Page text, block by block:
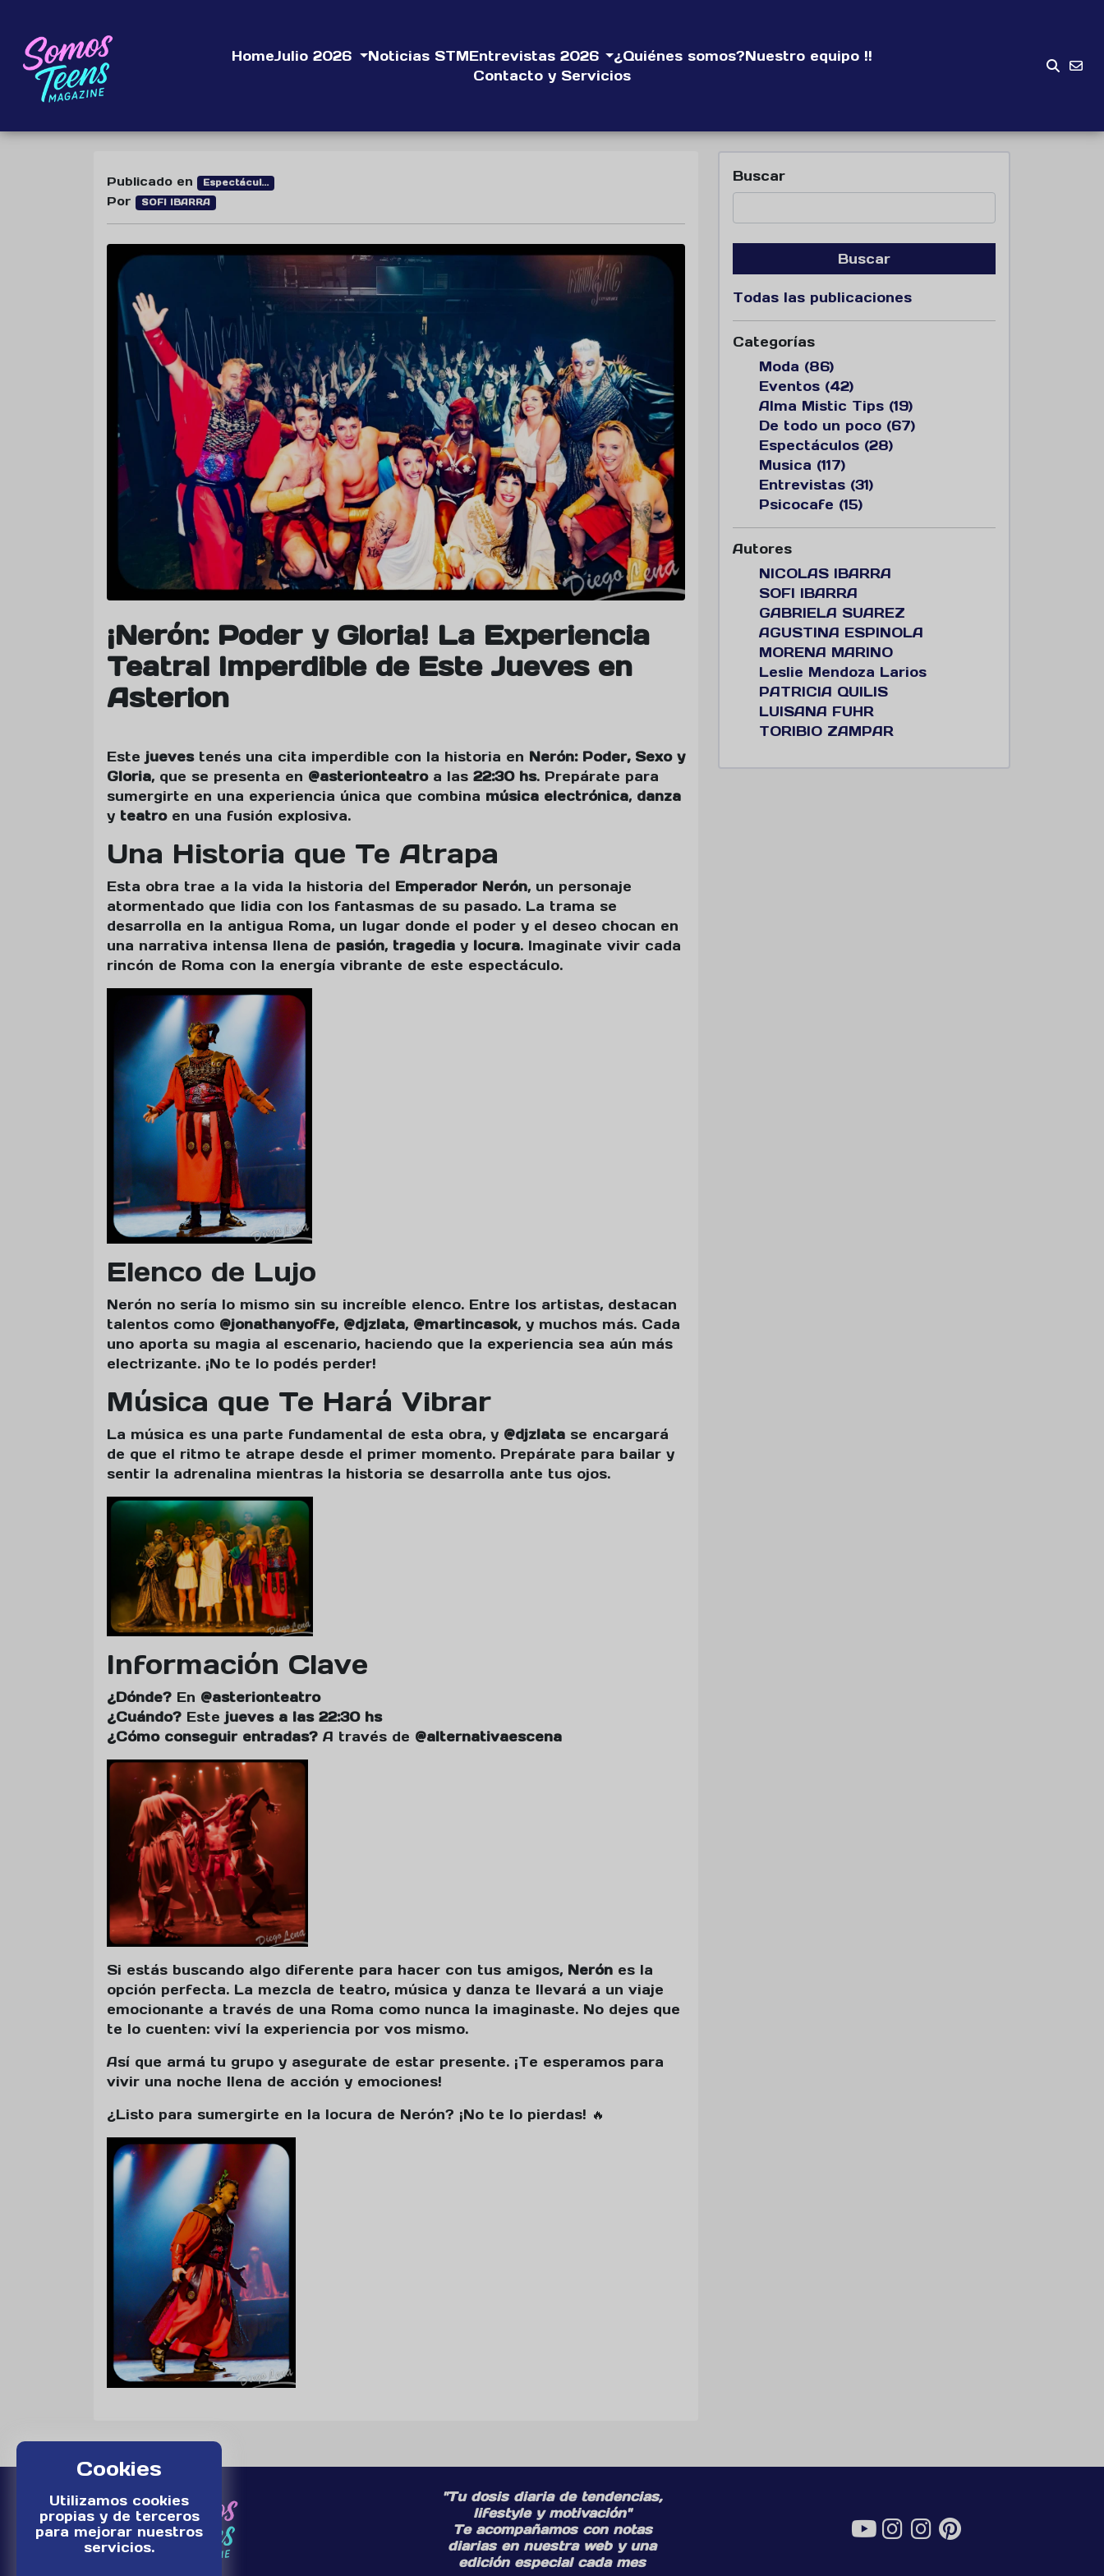
Cookies
Utilizamos cookies
propias y de terceros
para mejorar nuestros
servicios.
HomeJulio 2026 Noticias STMEntrevistas 2026 ¿Quiénes somos?Nuestro equipo !!
Contacto y Servicios
Publicado en Espectácul...
Por SOFI IBARRA
¡Nerón: Poder y Gloria! La Experiencia
Teatral Imperdible de Este Jueves en
Asterion
Este juevestenés una cita imperdible con la historia en Nerón: Poder, Sexo y
Gloria, que se presenta en @asterionteatroa las 22:30 hs. Prepárate para
sumergirte en una experiencia única que combina música electrónica, danza
y teatroen una fusión explosiva.
Una Historia que Te Atrapa
Esta obra trae a la vida la historia del Emperador Nerón, un personaje
atormentado que lidia con los fantasmas de su pasado. La trama se
desarrolla en la antigua Roma, un lugar donde el poder y el deseo chocan en
una narrativa intensa llena de pasión, tragedia y locura. Imaginate vivir cada
rincón de Roma con la energía vibrante de este espectáculo.
Elenco de Lujo
Nerón no sería lo mismo sin su increíble elenco. Entre los artistas, destacan
talentos como @jonathanyoffe, @djzlata, @martincasok, y muchos más. Cada
uno aporta su magia al escenario, haciendo que la experiencia sea aún más
electrizante. ¡No te lo podés perder!
Música que Te Hará Vibrar
La música es una parte fundamental de esta obra, y @djzlata se encargará
de que el ritmo te atrape desde el primer momento. Prepárate para bailar y
sentir la adrenalina mientras la historia se desarrolla ante tus ojos.
Información Clave
¿Dónde? En @asterionteatro
¿Cuándo? Este jueves a las 22:30 hs
¿Cómo conseguir entradas? A través de @alternativaescena
Si estás buscando algo diferente para hacer con tus amigos, Nerón es la
opción perfecta. La mezcla de teatro, música y danza te llevará a un viaje
emocionante a través de una Roma como nunca la imaginaste. No dejes que
te lo cuenten: viví la experiencia por vos mismo.
Así que armá tu grupo y asegurate de estar presente. ¡Te esperamos para
vivir una noche llena de acción y emociones!
¿Listo para sumergirte en la locura de Nerón? ¡No te lo pierdas! 🔥
Buscar
Buscar
Todas las publicaciones
Categorías
Moda (86)
Eventos (42)
Alma Mistic Tips (19)
De todo un poco (67)
Espectáculos (28)
Musica (117)
Entrevistas (31)
Psicocafe (15)
Autores
NICOLAS IBARRA
SOFI IBARRA
GABRIELA SUAREZ
AGUSTINA ESPINOLA
MORENA MARINO
Leslie Mendoza Larios
PATRICIA QUILIS
LUISANA FUHR
TORIBIO ZAMPAR
"Tu dosis diaria de tendencias,
lifestyle y motivación"
Te acompañamos con notas
diarias en nuestra web y una
edición especial cada mes